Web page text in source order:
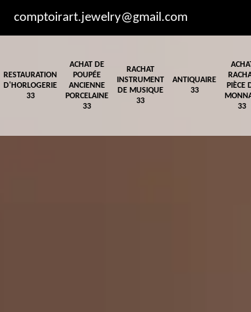
comptoirart.jewelry@gmail.com
RESTAURATION
D'HORLOGERIE
33
ACHAT DE
POUPÉE
ANCIENNE
PORCELAINE
33
RACHAT
INSTRUMENT
DE MUSIQUE
33
ANTIQUAIRE
33
PIÈCE
33